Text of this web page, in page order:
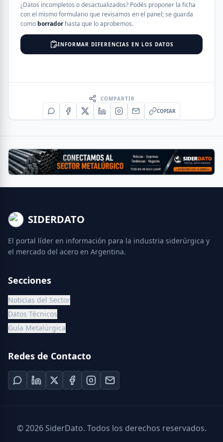
¿Datos incompletos o desactualizados? Podés proponer la ficha
con el mismo formulario que revisamos en el panel; se guarda
como borradorhasta que lo aprobemos.
INFORMAR DIFERENCIAS EN LOS DATOS
COMPARTIR
COPIAR
SIDERDATO
El portal líder en información para la industria siderúrgica y
el mercado del acero en Argentina.
Secciones
Noticias del Sector
Datos Técnicos
Guía Metalúrgica
Redes de Contacto
©2026SiderDato. Todos los derechos reservados.